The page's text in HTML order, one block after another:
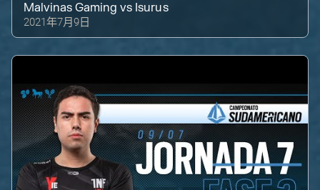
Malvinas Gaming vs Isurus
2021年7月9日